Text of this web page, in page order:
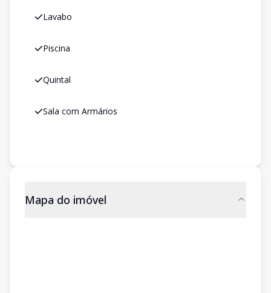
Lavabo
Piscina
Quintal
Sala com Armários
Mapa do imóvel